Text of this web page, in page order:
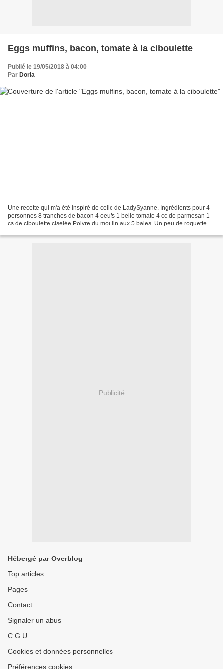
Eggs muffins, bacon, tomate à la ciboulette
Publié le 19/05/2018 à 04:00
Par Doria
Une recette qui m'a été inspiré de celle de LadySyanne. Ingrédients pour 4
personnes 8 tranches de bacon 4 oeufs 1 belle tomate 4 cc de parmesan 1
cs de ciboulette ciselée Poivre du moulin aux 5 baies. Un peu de roquette
Publicité
Hébergé par Overblog
Top articles
Pages
Contact
Signaler un abus
C.G.U.
Cookies et données personnelles
Préférences cookies